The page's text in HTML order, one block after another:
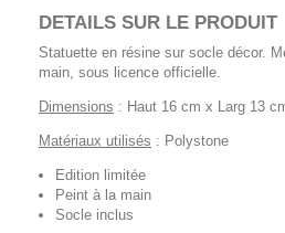
DETAILS SUR LE PRODUIT
Statuette en résine sur socle décor.
main, sous licence officielle.
Dimensions : Haut 16 cm x Larg 13
Matériaux utilisés : Polystone
Edition limitée
Peint à la main
Socle inclus